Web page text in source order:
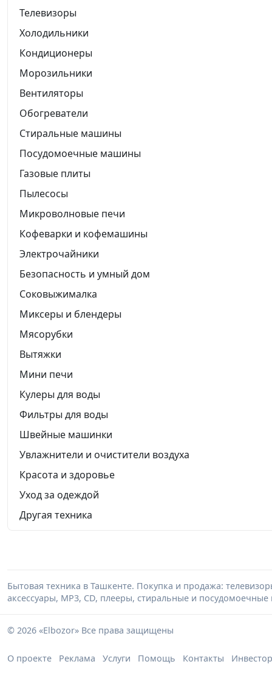
Телевизоры
Холодильники
Кондиционеры
Морозильники
Вентиляторы
Обогреватели
Стиральные машины
Посудомоечные машины
Газовые плиты
Пылесосы
Микроволновые печи
Кофеварки и кофемашины
Электрочайники
Безопасность и умный дом
Соковыжималка
Миксеры и блендеры
Мясорубки
Вытяжки
Мини печи
Кулеры для воды
Фильтры для воды
Швейные машинки
Увлажнители и очистители воздуха
Красота и здоровье
Уход за одеждой
Другая техника
Бытовая техника в Ташкенте. Покупка и продажа:
аксессуары, MP3, CD, плееры, стиральные и
© 2026 «Elbozor» Все права защищены
О проекте Реклама Услуги Помощь Контакты